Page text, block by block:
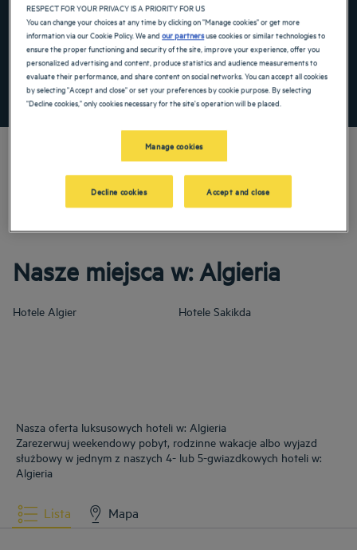
ZNAJDŹ HOTEL
Dodaj specjalny kod
Odkryj nasze 3-, 4- i 5-gwiazdkowe hotele w: Algieria! Na rodzinne wakacje lub
przyjemną podróż służbową zarezerwuj pokój hotelowy w naszych obiektach.
Nasze miejsca w: Algieria
Hotele Algier Hotele Sakikda
Nasza oferta luksusowych hoteli w: Algieria
Zarezerwuj weekendowy pobyt, rodzinne wakacje albo wyjazd
służbowy w jednym z naszych 4- lub 5-gwiazdkowych hoteli w:
Algieria
Lista Mapa
RESPECT FOR YOUR PRIVACY IS A PRIORITY FOR US
You can change your choices at any time by clicking on "Manage cookies" or get more
information via our Cookie Policy. We andour partnersuse cookies or similar technologies to
ensure the proper functioning and security of the site, improve your experience, offer you
personalized advertising and content, produce statistics and audience measurements to
evaluate their performance, and share content on social networks. You can accept all cookies
by selecting "Accept and close" or set your preferences by cookie purpose. By selecting
"Decline cookies," only cookies necessary for the site's operation will be placed.
Manage cookies
Decline cookies Accept and close